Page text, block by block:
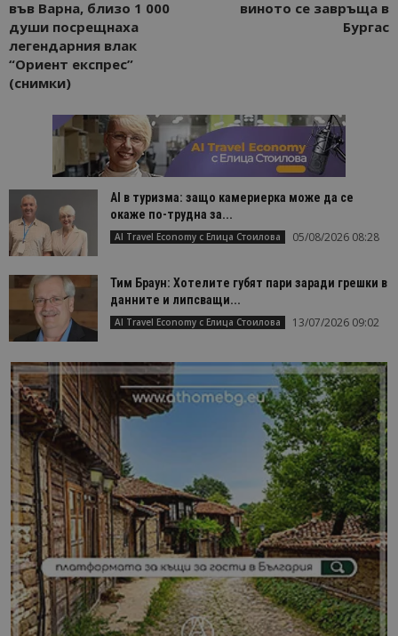
във Варна, близо 1 000
души посрещнаха
легендарния влак
“Ориент експрес”
(снимки)
виното се завръща в
Бургас
AI в туризма: защо камериерка може да се
окаже по-трудна за...
AI Travel Economy с Елица Стоилова 05/08/2026 08:28
Тим Браун: Хотелите губят пари заради грешки в
данните и липсващи...
AI Travel Economy с Елица Стоилова 13/07/2026 09:02